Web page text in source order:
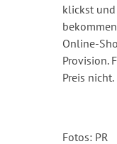
klickst
Online-
Provision.
Preis nicht.
Fotos: PR